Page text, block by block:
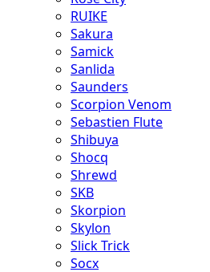
RUIKE
Sakura
Samick
Sanlida
Saunders
Scorpion Venom
Sebastien Flute
Shibuya
Shocq
Shrewd
SKB
Skorpion
Skylon
Slick Trick
Socx